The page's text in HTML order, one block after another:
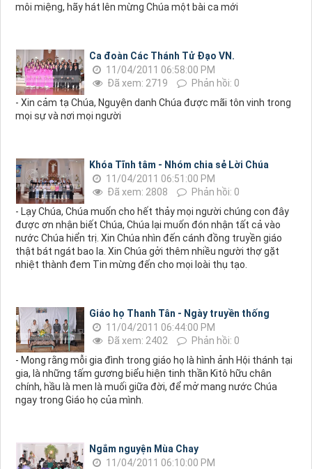
môi miệng, hãy hát lên mừng Chúa một bài ca mới
Ca đoàn Các Thánh Tử Đạo VN.
11/04/2011 06:58:00 PM
Đã xem: 2719
Phản hồi: 0
- Xin cảm tạ Chúa, Nguyện danh Chúa được mãi tôn vinh trong
mọi sự và nơi mọi người
Khóa Tĩnh tâm - Nhóm chia sẻ Lời Chúa
11/04/2011 06:51:00 PM
Đã xem: 2808
Phản hồi: 0
- Lạy Chúa, Chúa muốn cho hết thảy mọi người chúng con đây
được ơn nhận biết Chúa, Chúa lại muốn đón nhận tất cả vào
nước Chúa hiển trị. Xin Chúa nhìn đến cánh đồng truyền giáo
thật bát ngát bao la. Xin Chúa gởi thêm nhiều người thợ gặt
nhiệt thành đem Tin mừng đến cho mọi loài thụ tạo.
Giáo họ Thanh Tân - Ngày truyền thống
11/04/2011 06:44:00 PM
Đã xem: 2402
Phản hồi: 0
- Mong rằng mỗi gia đình trong giáo họ là hình ảnh Hội thánh tại
gia, là những tấm gương biểu hiện tinh thần Kitô hữu chân
chính, hầu là men là muối giữa đời, để mở mang nước Chúa
ngay trong Giáo họ của mình.
Ngắm nguyện Mùa Chay
11/04/2011 06:10:00 PM